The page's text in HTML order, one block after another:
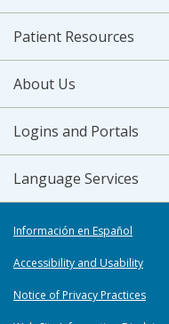
Patient Resources
About Us
Logins and Portals
Language Services
Información en Español
Accessibility and Usability
Notice of Privacy Practices